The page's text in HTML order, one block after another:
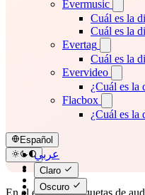
Evermusic
Cuál es la
Cuál es la
Evertag
Cuál es la
Evervideo
¿Cuál es la
Flacbox
¿Cuál es la
Español
عربي
Català
Čeština
Dansk
Claro
Oscuro